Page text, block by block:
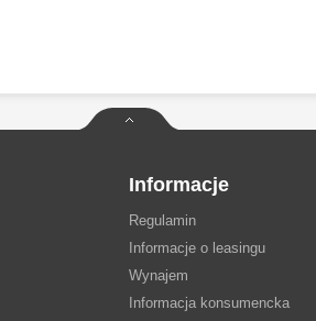
Informacje
Regulamin
Informacje o leasingu
Wynajem
Informacja konsumencka